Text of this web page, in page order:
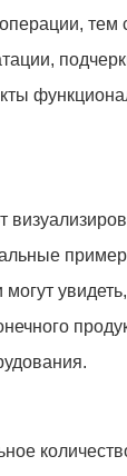
могут